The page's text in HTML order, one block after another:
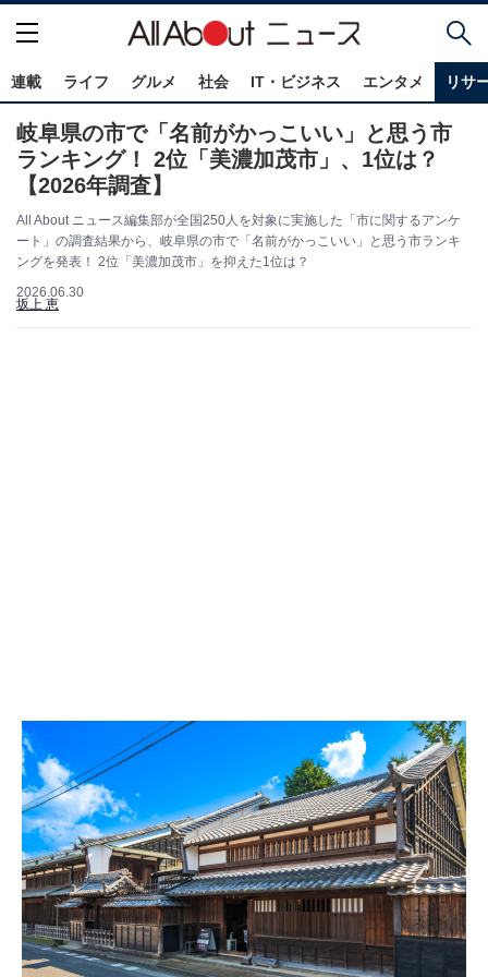
連載 ライフ グルメ 社会 IT・ビジネス エンタメ リサ
岐阜県の市で「名前がかっこいい」と思う市
ランキング！ 2位「美濃加茂市」、1位は？
【2026年調査】
All About ニュース編集部が全国250人を対象に実施した「市に関するアンケ
ート」の調査結果から、岐阜県の市で「名前がかっこいい」と思う市ランキ
ングを発表！ 2位「美濃加茂市」を抑えた1位は？
2026.06.30
坂上 恵